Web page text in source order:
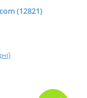
(12821)